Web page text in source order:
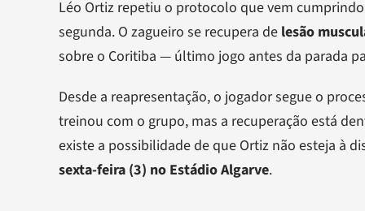
Léo Ortiz repetiu o protocolo que vem
segunda. O zagueiro se recupera de lesão
sobre o Coritiba — último jogo antes da parada
Desde a reapresentação, o jogador segue o
treinou com o grupo, mas a recuperação está
existe a possibilidade de que Ortiz não esteja à
sexta-feira (3) no Estádio Algarve.